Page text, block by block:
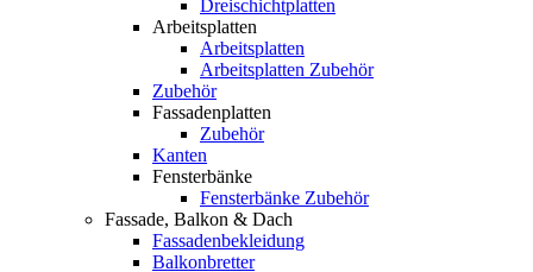
Dreischichtplatten
Arbeitsplatten
Arbeitsplatten
Arbeitsplatten Zubehör
Zubehör
Fassadenplatten
Zubehör
Kanten
Fensterbänke
Fensterbänke Zubehör
Fassade, Balkon & Dach
Fassadenbekleidung
Balkonbretter